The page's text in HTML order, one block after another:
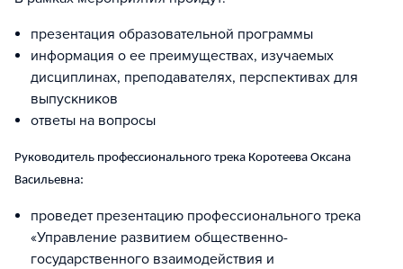
презентация образовательной программы
информация о ее преимуществах, изучаемых
дисциплинах, преподавателях, перспективах для
выпускников
ответы на вопросы
Руководитель профессионального трека Коротеева Оксана
Васильевна:
проведет презентацию профессионального трека
«Управление развитием общественно-
государственного взаимодействия и